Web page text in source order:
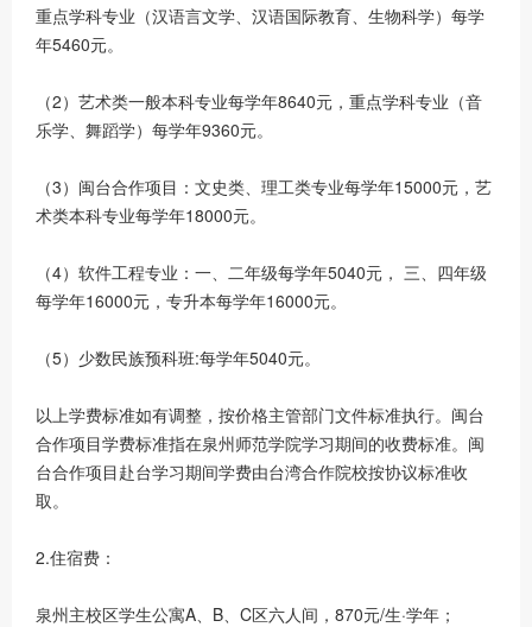
重点学科专业（汉语言文学、汉语国际教育、生物科学）每学
年5460元。
（2）艺术类一般本科专业每学年8640元，重点学科专业（音
乐学、舞蹈学）每学年9360元。
（3）闽台合作项目：文史类、理工类专业每学年15000元，艺
术类本科专业每学年18000元。
（4）软件工程专业：一、二年级每学年5040元， 三、四年级
每学年16000元，专升本每学年16000元。
（5）少数民族预科班:每学年5040元。
以上学费标准如有调整，按价格主管部门文件标准执行。闽台
合作项目学费标准指在泉州师范学院学习期间的收费标准。闽
台合作项目赴台学习期间学费由台湾合作院校按协议标准收
取。
2.住宿费：
泉州主校区学生公寓A、B、C区六人间，870元/生·学年；